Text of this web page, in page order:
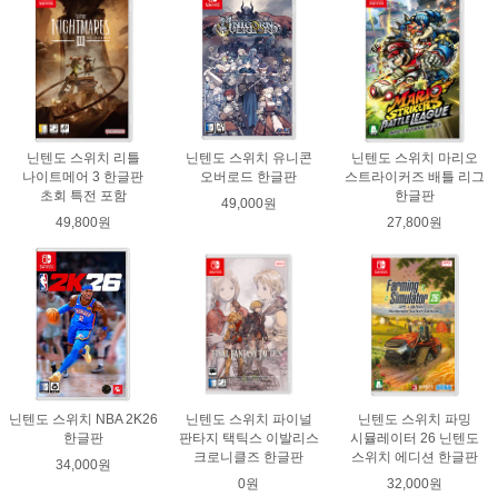
닌텐도 스위치 리틀
나이트메어 3 한글판
초회 특전 포함
49,800원
닌텐도 스위치 유니콘
오버로드 한글판
49,000원
닌텐도 스위치 마리오
스트라이커즈 배틀 리그
한글판
27,800원
닌텐도 스위치 NBA 2K26
한글판
34,000원
닌텐도 스위치 파이널
판타지 택틱스 이발리스
크로니클즈 한글판
0원
닌텐도 스위치 파밍
시뮬레이터 26 닌텐도
스위치 에디션 한글판
32,000원